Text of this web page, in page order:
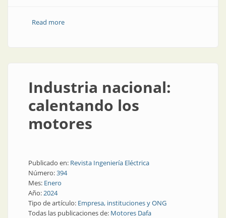
Read moreabout Motores eléctricos, ¿cómo se hacen?
Industria nacional:
calentando los
motores
Publicado en: Revista Ingeniería Eléctrica
Número:394
Mes: Enero
Año:2024
Tipo de artículo: Empresa, instituciones y ONG
Todas las publicaciones de: Motores Dafa